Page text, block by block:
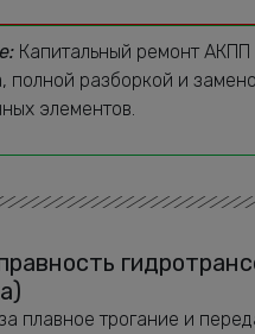
Капитальный ремонт АКПП
полной разборкой и
элементов.
плавное трогание и